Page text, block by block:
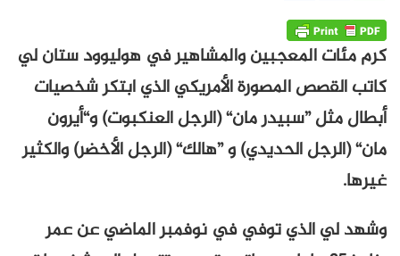
كرم مئات المعجبين والمشاهير في هوليوود ستان لي
كاتب القصص المصورة الأمريكي الذي ابتكر شخصيات
أبطال مثل ”سبيدر مان“ (الرجل العنكبوت) و“أيرون
مان“ (الرجل الحديدي) و ”هالك“ (الرجل الأخضر) والكثير
غيرها.
وشهد لي الذي توفي في نوفمبر الماضي عن عمر